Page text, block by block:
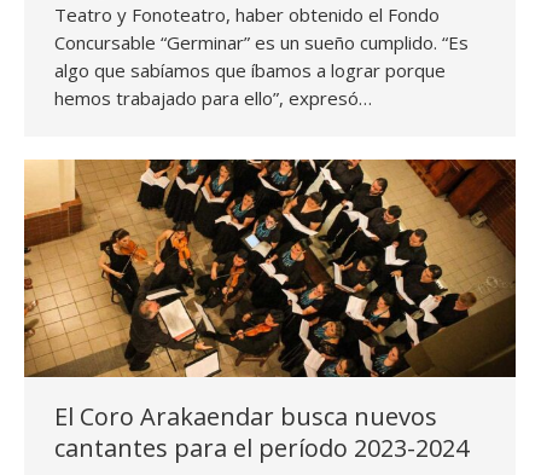
Teatro y Fonoteatro, haber obtenido el Fondo
Concursable “Germinar” es un sueño cumplido. “Es
algo que sabíamos que íbamos a lograr porque
hemos trabajado para ello”, expresó…
El Coro Arakaendar busca nuevos
cantantes para el período 2023-2024